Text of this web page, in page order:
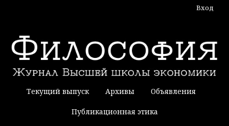
Текущий выпуск Архивы Объявления
Публикационная этика
Вход